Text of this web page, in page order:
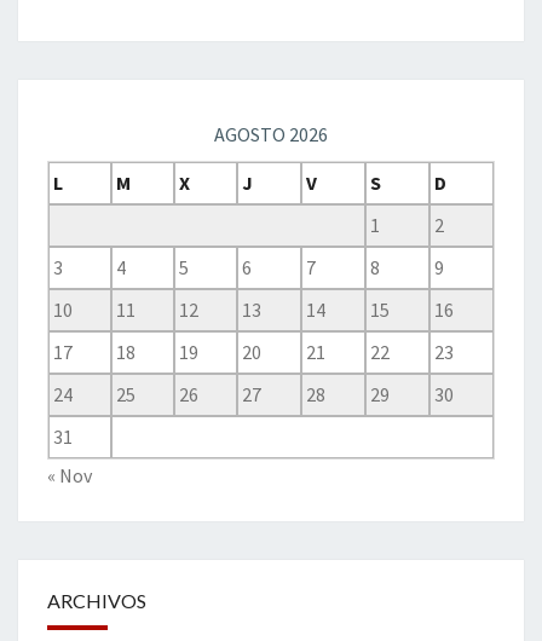
AGOSTO 2026
L
M X J V S
D
1
2
3
4 5 6 7 8
9
10
11 12 13 14 15
16
17
18 19 20 21 22
23
24
25 26 27 28 29
30
31
« Nov
ARCHIVOS